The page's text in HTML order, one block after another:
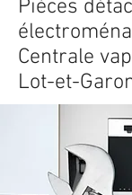
Pièces
Centrale
Lot-et-